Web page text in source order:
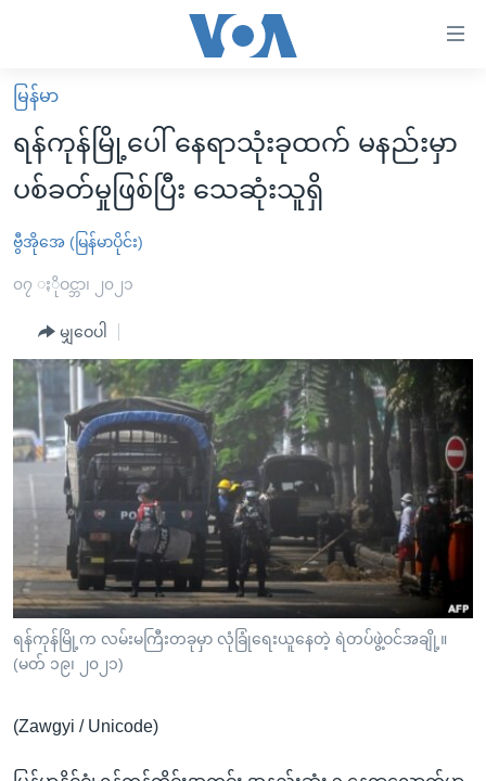
လွယ်ကူ
စေ
သည့်
များ
ပင်မ
ကျော်
ကြည့်
ရန်
ပင်မ
ညွန်း
စာမျက်နှာ
သို့
ကျော်
ကြည့်
ရန်
ရန်
မူလစာမျက်နှာ
မြန်မာ
ကမ္ဘာ့သတင်းများ
နိုင်ငံတကာ
အစ္စရေး-ပါလက်စတိုင်း
ဗွီဒီယို
အင်္ဂလိပ်စာလေ့လာမယ်
အမေရိကန်သုံးအီဒီယံ
မကြေးမုံရဲ့ အင်္ဂလိပ်စာ
ရုပ်ရှင်ထဲက အင်္ဂလိပ်စာ
သုတပဒေသာ အင်္ဂလိပ်စာ
အပတ်စဉ်ကဏ္ဍများ
ရေဒီယို
တီဗွီ
ရေဒီယိုနှင့်ရုပ်သံ အချက်အလက်များ
ရေဒီယို/တီဗွီအစီအစဉ်
Learning English
ဗွီအိုအေ လူမှုကွန်ယက်များ
မြန်မာ
ရန်ကုန်မြို့ပေါ် နေရာသုံးခုထက် မနည်းမှာ
ပစ်ခတ်မှုဖြစ်ပြီး သေဆုံးသူရှိ
ဗွီအိုအေ (မြန်မာပိုင်း)
၀၇ ႏိုဝင္ဘာ၊ ၂၀၂၁
မျှဝေပါ
ရန်ကုန်မြို့က လမ်းမကြီးတခုမှာ လုံခြုံရေးယူနေတဲ့ ရဲတပ်ဖွဲ့ဝင်အချို့။
(မတ် ၁၉၊ ၂၀၂၁)
(Zawgyi / Unicode)